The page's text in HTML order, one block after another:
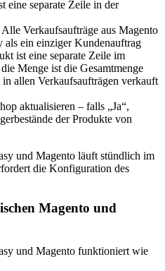
eine separate Zeile in der
Verkaufsaufträge aus Magento
als ein einziger Kundenauftrag
ist eine separate Zeile im
Menge ist die Gesamtmenge
in allen Verkaufsaufträgen verkauft
aktualisieren – falls „Ja“,
der Produkte von
und Magento läuft stündlich im
die Konfiguration des
Magento und
und Magento funktioniert wie